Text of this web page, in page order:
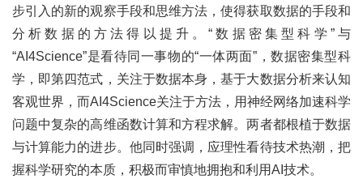
步引入的新的观察手段和思维方法，使得获取数据的手段和
分析数据的方法得以提升。“数据密集型科学”与
“AI4Science”是看待同一事物的“一体两面”，数据密集型科
学，即第四范式，关注于数据本身，基于大数据分析来认知
客观世界，而AI4Science关注于方法，用神经网络加速科学
问题中复杂的高维函数计算和方程求解。两者都根植于数据
与计算能力的进步。他同时强调，应理性看待技术热潮，把
握科学研究的本质，积极而审慎地拥抱和利用AI技术。